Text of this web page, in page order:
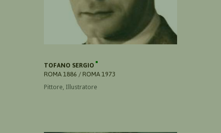
TOFANO SERGIO
ROMA 1886 / ROMA 1973
Pittore, Illustratore